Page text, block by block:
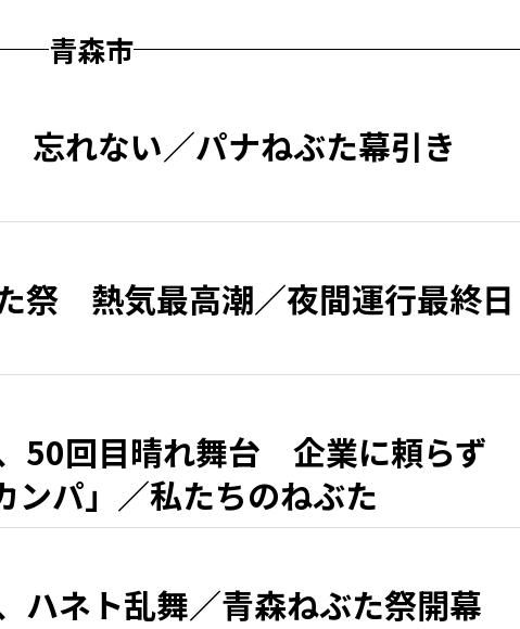
青森市
忘れない／パナねぶた幕引き
祭 熱気最高潮／夜間運行最終日
50回目晴れ舞台 企業に頼らず
ンパ」／私たちのねぶた
ハネト乱舞／青森ねぶた祭開幕